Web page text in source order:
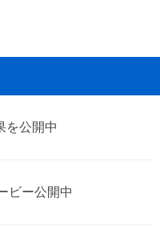
を公開中
ビー公開中